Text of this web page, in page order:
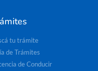
tu trámite
de Trámites
de Conducir